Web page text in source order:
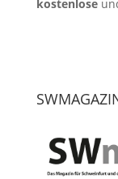
kostenlose